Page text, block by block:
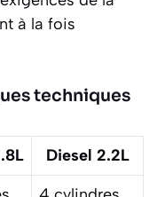
à la fois
techniques
Diesel 2.2L